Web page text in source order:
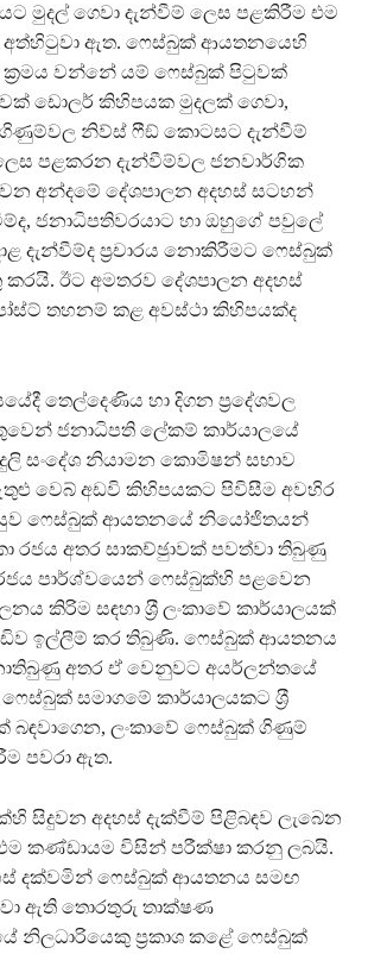
මුදල් ගෙවා දැන්වීම් ලෙස පළකිරීම එම
ඇත. ෆෙස්බුක් ආයතනයෙහි
ක‍්‍රමය වන්නේ යම් ෆෙස්බුක් පිටුවක්
ඩොලර් කිහිපයක මුදලක් ගෙවා,
නිව්ස් ෆීඞ් කොටසට දැන්වීම්
පළකරන දැන්වීම්වල ජනවාර්ගි ක
අන්දමේ දේශපාලන අදහස් සටහන්
ජනාධිපතිවරයාට හා ඔහුගේ පවුලේ
දැන්වීම්ද ප‍්‍රචාරය නොකිරීමට ෆෙස්බුක්
ඊට අමතරව දේශපාලන අදහස්
තහනම් කළ අවස්ථා කිහිපයක්ද
තෙල්දෙණිය හා දිගන ප‍්‍රදේශවල
ජනාධිපති ලේකම් කාර්යාලයේ
සංදේශ නියාමන කොමිෂන් සභාව
වෙබ් අඩවි කිහිපයකට පිවිසීම අවහිර
ෆෙස්බුක් ආයතනයේ නියෝජිතයන්
රජය අතර සාකච්ඡුාවක් පවත්වා තිබුණු
රජය පාර්ශ්වයෙන් ෆෙස්බුක්හි පළවෙන
කිරිම සඳහා ශ‍්‍රී ලංකාවේ කාර්යාලයක්
ඉල්ලීම් කර තිබුණි. ෆෙස්බුක් ආයතනය
අතර ඒ වෙනුවට අයර්ලන්තයේ
සමාගමේ කාර්යාලයකට ශ‍්‍රී
බඳවාගෙන, ලංකාවේ ෆෙස්බුක් ගිණුම්
පවරා ඇත.
සිදුවන අදහස් දැක්වීම් පිළිබඳව ලැබෙන
කණ්ඩායම විසින් පරීක්ෂා කරනු ලබයි.
දක්වමින් ෆෙස්බුක් ආයතනය සමඟ
ඇති තොරතුරු තාක්ෂණ
නිලධාරියෙකු ප‍්‍රකාශ කළේ ෆෙස්බුක්